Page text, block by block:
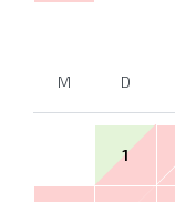
M D
1